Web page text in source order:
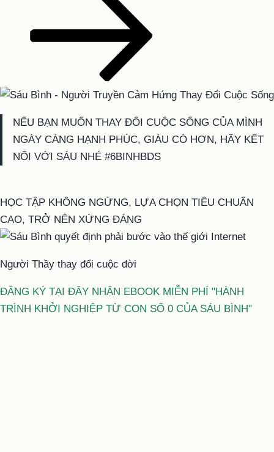
NẾU BẠN MUỐN THAY ĐỔI CUỘC SỐNG CỦA MÌNH
NGÀY CÀNG HẠNH PHÚC, GIÀU CÓ HƠN, HÃY KẾT
NỐI VỚI SÁU NHÉ #6BINHBDS
HỌC TẬP KHÔNG NGỪNG, LỰA CHỌN TIÊU CHUẨN
CAO, TRỞ NÊN XỨNG ĐÁNG
Người Thầy thay đổi cuộc đời
ĐĂNG KÝ TẠI ĐÂY NHẬN EBOOK MIỄN PHÍ "HÀNH
TRÌNH KHỞI NGHIỆP TỪ CON SỐ 0 CỦA SÁU BÌNH"